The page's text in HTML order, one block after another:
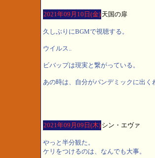
2021年09月10日(金) 天国の扉
久しぶりにBGMで視聴する。
ウイルス..
ビバップは現実と繋がっている。
あの時は、自分がパンデミックに出
2021年09月09日(木) シン・エヴァ
やっと半分観た。
ケリをつけるのは、なんでも大事。